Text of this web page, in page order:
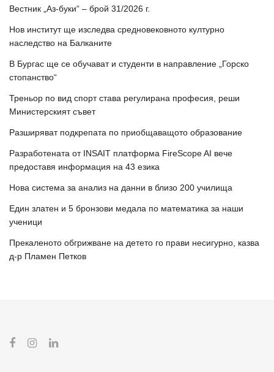
Вестник „Аз-буки“ – брой 31/2026 г.
Нов институт ще изследва средновековното културно
наследство на Балканите
В Бургас ще се обучават и студенти в направление „Горско
стопанство“
Треньор по вид спорт става регулирана професия, реши
Министерският съвет
Разширяват подкрепата по приобщаващото образование
Разработената от INSAIT платформа FireScope AI вече
предоставя информация на 43 езика
Нова система за анализ на данни в близо 200 училища
Един златен и 5 бронзови медала по математика за наши
ученици
Прекаленото обгрижване на детето го прави несигурно, казва
д-р Пламен Петков